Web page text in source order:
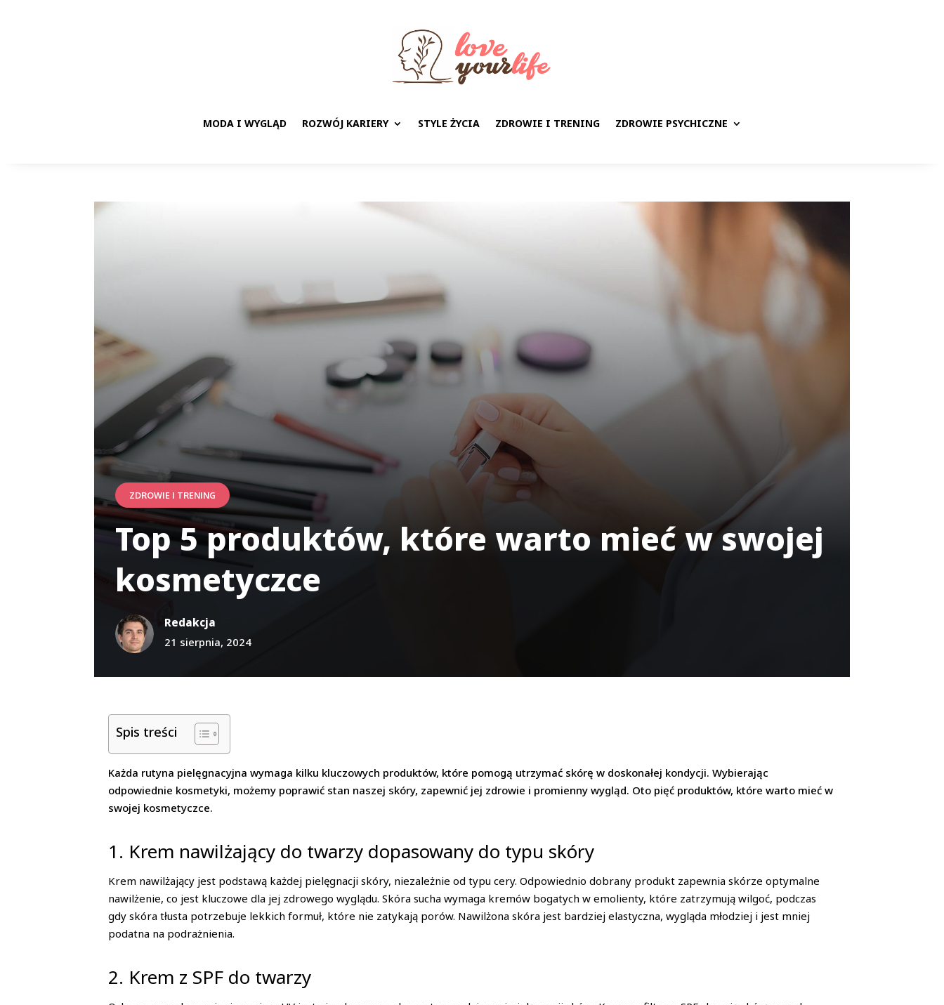
MODA I WYGLĄD ROZWÓJ KARIERY STYLE ŻYCIA ZDROWIE I TRENING ZDROWIE PSYCHICZNE
ZDROWIE I TRENING
Top 5 produktów, które warto mieć w swojej
kosmetyczce
Redakcja
21 sierpnia, 2024
Spis treści
Każda rutyna pielęgnacyjna wymaga kilku kluczowych produktów, które pomogą utrzymać skórę w doskonałej kondycji. Wybierając
odpowiednie kosmetyki, możemy poprawić stan naszej skóry, zapewnić jej zdrowie i promienny wygląd. Oto pięć produktów, które warto mieć w
swojej kosmetyczce.
1. Krem nawilżający do twarzy dopasowany do typu skóry
Krem nawilżający jest podstawą każdej pielęgnacji skóry, niezależnie od typu cery. Odpowiednio dobrany produkt zapewnia skórze optymalne
nawilżenie, co jest kluczowe dla jej zdrowego wyglądu. Skóra sucha wymaga kremów bogatych w emolienty, które zatrzymują wilgoć, podczas
gdy skóra tłusta potrzebuje lekkich formuł, które nie zatykają porów. Nawilżona skóra jest bardziej elastyczna, wygląda młodziej i jest mniej
podatna na podrażnienia.
2. Krem z SPF do twarzy